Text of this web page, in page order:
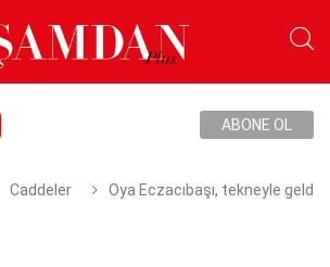
ABONE OL
Caddeler Oya Eczacıbaşı, tekneyle geldi